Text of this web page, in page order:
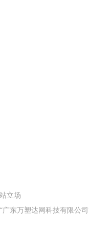
立场
东万塑达网科技有限公